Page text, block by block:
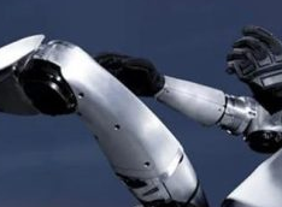
？90%的人第一步就做错了
第三次复刻GBA SP，
于要登 PC，光盘党也能“以盘换
香不香？一篇帮你避坑+种草